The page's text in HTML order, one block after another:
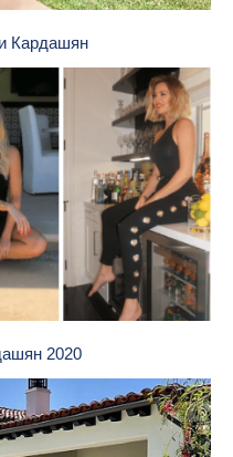
Кардашян
2020